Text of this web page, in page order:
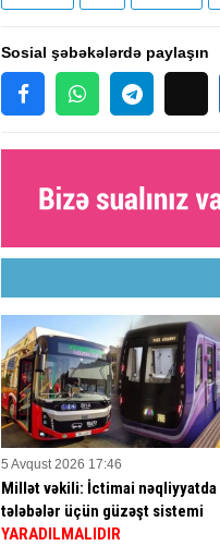
Sosial şəbəkələrdə paylaşın
5 Avqust 2026 17:46
Millət vəkili: İctimai nəqliyyatda
tələbələr üçün güzəşt sistemi
YARADILMALIDIR